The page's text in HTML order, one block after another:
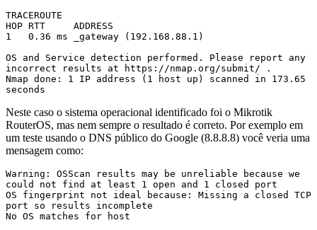
TRACEROUTE
HOP RTT     ADDRESS
1   0.36 ms _gateway (192.168.88.1)
OS and Service detection performed. Please report any
incorrect results at https://nmap.org/submit/ .
Nmap done: 1 IP address (1 host up) scanned in 173.65
seconds
Neste caso o sistema operacional identificado foi o Mikrotik
RouterOS, mas nem sempre o resultado é correto. Por exemplo em
um teste usando o DNS público do Google (8.8.8.8) você veria uma
mensagem como:
Warning: OSScan results may be unreliable because we
could not find at least 1 open and 1 closed port
OS fingerprint not ideal because: Missing a closed TCP
port so results incomplete
No OS matches for host